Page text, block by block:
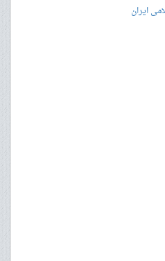
ایران